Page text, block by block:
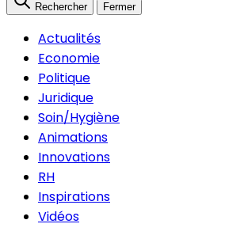
Rechercher Fermer
Actualités
Economie
Politique
Juridique
Soin/Hygiène
Animations
Innovations
RH
Inspirations
Vidéos